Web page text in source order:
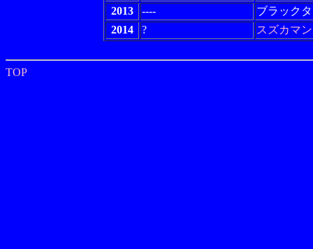
2013
----
ブラック
2014
? スズカマ
TOP